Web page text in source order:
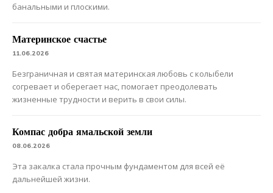
банальными и плоскими.
Материнское счастье
11.06.2026
Безграничная и святая материнская любовь с колыбели
согревает и оберегает нас, помогает преодолевать
жизненные трудности и верить в свои силы.
Компас добра ямальской земли
08.06.2026
Эта закалка стала прочным фундаментом для всей её
дальнейшей жизни.